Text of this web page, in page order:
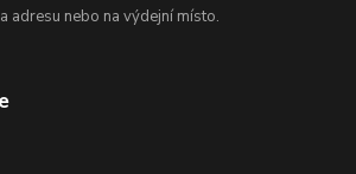
adresu nebo na výdejní místo.